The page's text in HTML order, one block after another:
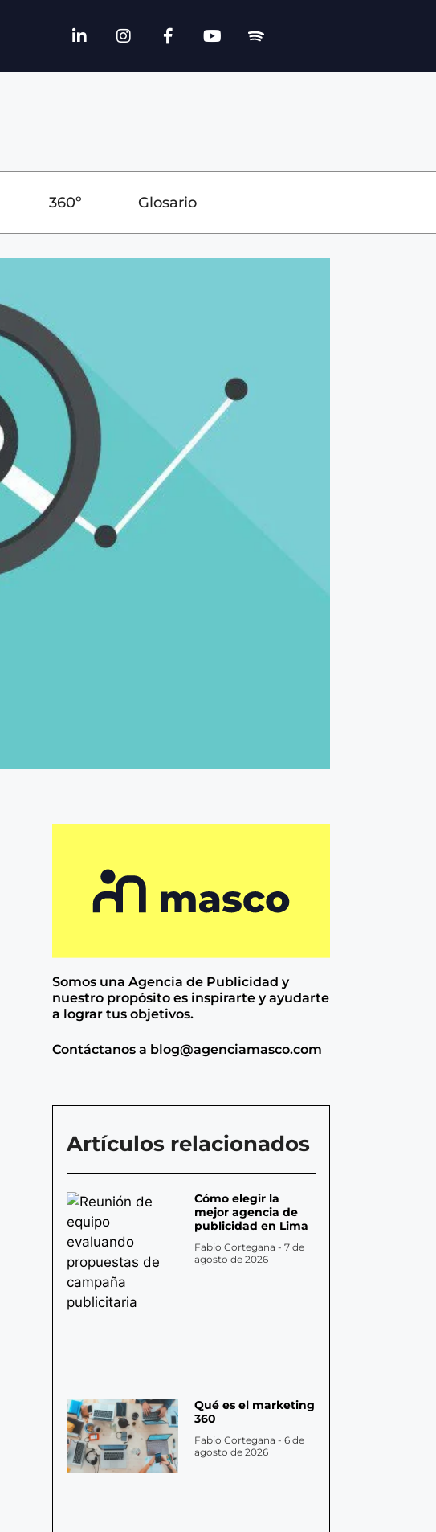
360º Glosario
Somos una Agencia de Publicidad y
nuestro propósito es inspirarte y ayudarte
a lograr tus objetivos.
Contáctanos a blog@agenciamasco.com
Artículos relacionados
Cómo elegir la
mejor agencia de
publicidad en Lima
Fabio Cortegana 7 de
agosto de 2026
Qué es el marketing
360
Fabio Cortegana 6 de
agosto de 2026